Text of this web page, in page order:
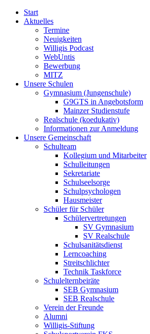
Start
Aktuelles
Termine
Neuigkeiten
Willigis Podcast
WebUntis
Bewerbung
MITZ
Unsere Schulen
Gymnasium (Jungenschule)
G9GTS in Angebotsform
Mainzer Studienstufe
Realschule (koedukativ)
Informationen zur Anmeldung
Unsere Gemeinschaft
Schulteam
Kollegium und Mitarbeiter
Schulleitungen
Sekretariate
Schulseelsorge
Schulpsychologen
Hausmeister
Schüler für Schüler
Schülervertretungen
SV Gymnasium
SV Realschule
Schulsanitätsdienst
Lerncoaching
Streitschlichter
Technik Taskforce
Schulelternbeiräte
SEB Gymnasium
SEB Realschule
Verein der Freunde
Alumni
Willigis-Stiftung